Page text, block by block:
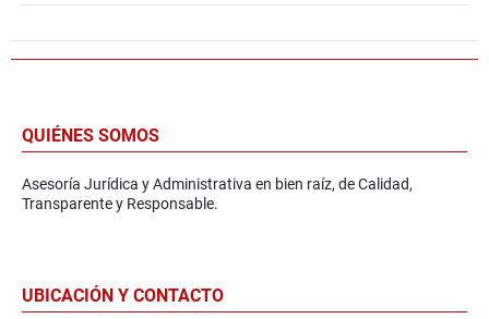
QUIÉNES SOMOS
Asesoría Jurídica y Administrativa en bien raíz, de Calidad,
Transparente y Responsable.
UBICACIÓN Y CONTACTO